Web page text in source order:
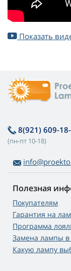
Показать
8(921) 609-
(пн-пт 10-18)
Полезная
Покупателям
Гарантия на
Программа
Замена лампы в
Какую лампу